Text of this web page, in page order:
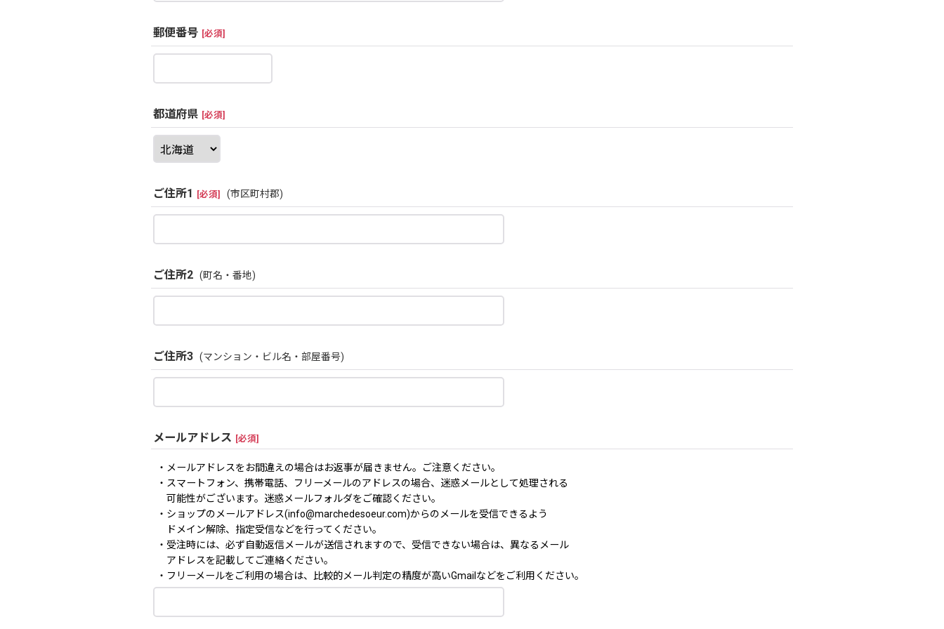
郵便番号 [必須]
都道府県 [必須]
ご住所1 [必須] (市区町村郡)
ご住所2 (町名・番地)
ご住所3 (マンション・ビル名・部屋番号)
メールアドレス [必須]
・メールアドレスをお間違えの場合はお返事が届きません。ご注意ください。
・スマートフォン、携帯電話、フリーメールのアドレスの場合、迷惑メールとして処理される
可能性がございます。迷惑メールフォルダをご確認ください。
・ショップのメールアドレス(info@marchedesoeur.com)からのメールを受信できるよう
ドメイン解除、指定受信などを行ってください。
・受注時には、必ず自動返信メールが送信されますので、受信できない場合は、異なるメール
アドレスを記載してご連絡ください。
・フリーメールをご利用の場合は、比較的メール判定の精度が高いGmailなどをご利用ください。